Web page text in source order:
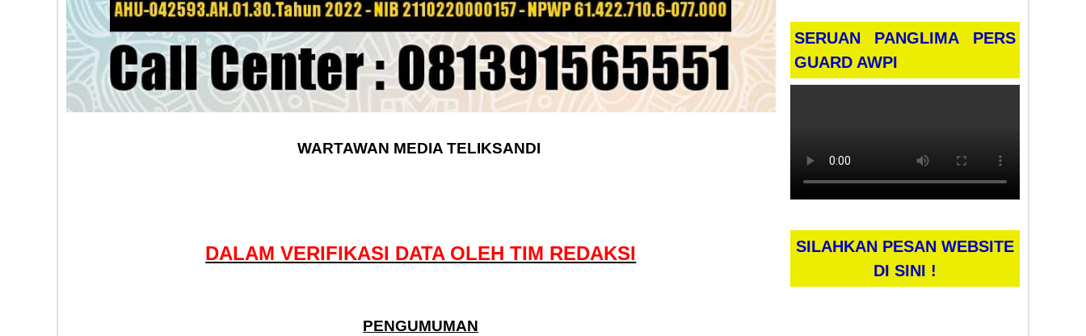
WARTAWAN MEDIA TELIKSANDI
DALAM VERIFIKASI DATA OLEH TIM REDAKSI
PENGUMUMAN
SERUAN PANGLIMA PERS
GUARD AWPI
SILAHKAN PESAN WEBSITE
DI SINI !